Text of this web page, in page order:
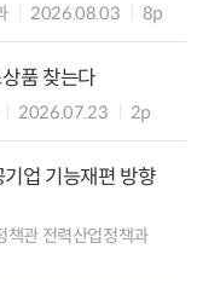
2026.08.03 8p
품 찾는다
2026.07.23 2p
업 기능재편 방향
책관 전력산업정책과